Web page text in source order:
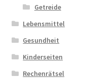
Getreide
Lebensmittel
Gesundheit
Kinderseiten
Rechenrätsel